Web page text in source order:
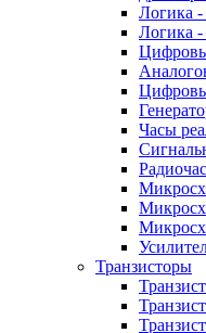
Логика
Логика -
Часы
Транзисторы